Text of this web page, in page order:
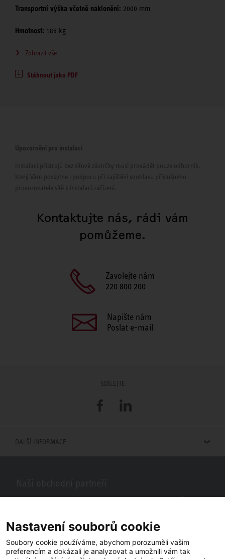
Transportní výška včetně naklonění: 2000 mm
Hmotnost: 185 kg
Zobrazit vše
Stáhnout jako PDF
Upozornění pro instalaci
Instalaci přístrojů bez síťové zástrčky musí provádět pouze odborník,
který Vám poskytne i podporu při zajištění souhlasu příslušného
provozovatele sítě k instalaci zařízení.
Kontaktujte nás, rádi vám
pomůžeme.
Zavolejte nám
220 800 200
Napište nám
Poslat e-mail
SDÍLEJTE
FacebookLinkedIn
DALŠÍ INFORMACE
se vám naši partneři ve vašem okolí.
Nastavení souborů cookie
Soubory cookie používáme, abychom porozuměli vašim
preferencím a dokázali je analyzovat a umožnili vám tak